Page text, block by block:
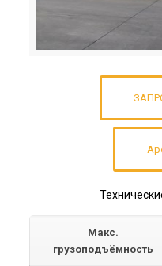
Макс.
грузоподъёмность